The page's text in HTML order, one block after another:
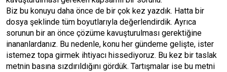
Biz bu konuyu daha önce de bir çok kez yazdık. Hatta bir
dosya şeklinde tüm boyutlarıyla değerlendirdik. Ayrıca
sorunun bir an önce çözüme kavuşturulması gerektiğine
inananlardanız. Bu nedenle, konu her gündeme gelişte, ister
istemez topa girmek ihtiyacı hissediyoruz. Bu kez bir taslak
metnin basına sızdırıldığını gördük. Tartışmalar ise bu metni